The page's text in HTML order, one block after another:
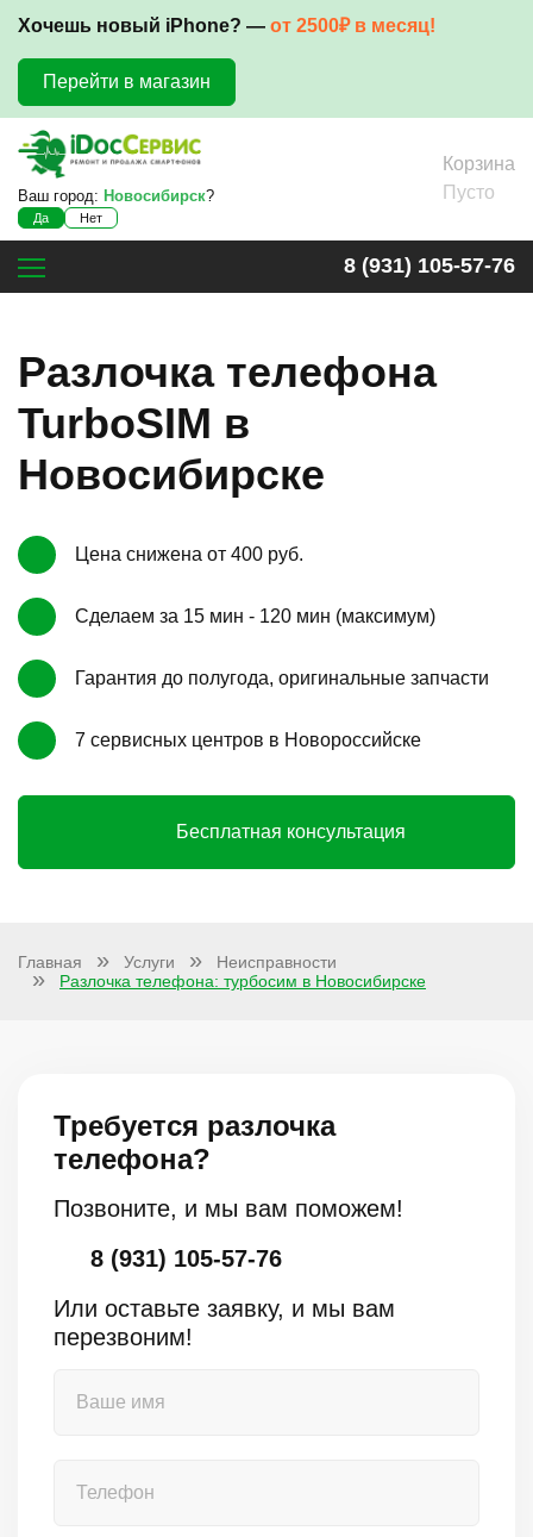
Хочешь новый iPhone? — от 2500₽ в месяц!
Перейти в магазин
Ваш город: Новосибирск?
Да Нет
Корзина
Пусто
8 (931) 105-57-76
Разлочка телефона
TurboSIM в
Новосибирске
Цена снижена от 400 руб.
Сделаем за 15 мин - 120 мин (максимум)
Гарантия до полугода, оригинальные запчасти
7 сервисных центров в Новороссийске
Бесплатная консультация
Главная Услуги
Неисправности
Разлочка телефона: турбосим в Новосибирске
Требуется разлочка
телефона?
Позвоните, и мы вам поможем!
8 (931) 105-57-76
Или оставьте заявку, и мы вам
перезвоним!